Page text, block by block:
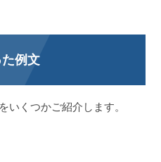
た例文
いくつかご紹介します。